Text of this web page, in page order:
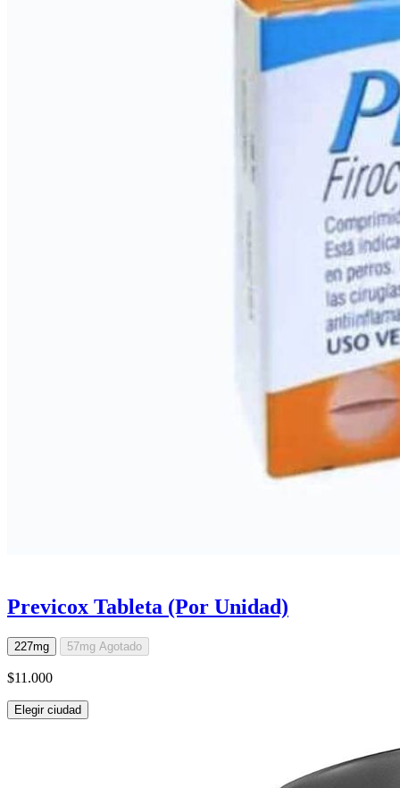
Previcox Tableta (Por Unidad)
227mg 57mg Agotado
$11.000
Elegir ciudad